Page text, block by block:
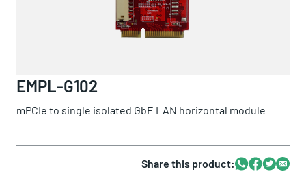
EMPL-G102
mPCIe to single isolated GbE LAN horizontal module
Share this product:Whatsapp
Facebook
Twitter
Email